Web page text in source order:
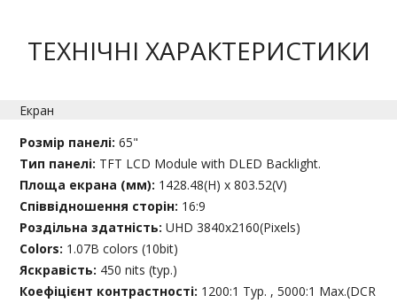
ТЕХНІЧНІ ХАРАКТЕРИСТИКИ
Екран
Розмір панелі:65"
Тип панелі: TFT LCD Module with DLED Backlight.
Площа екрана (мм): 1428.48(H) x 803.52(V)
Співвідношення сторін: 16:9
Роздільна здатність:UHD 3840x2160(Pixels)
Colors: 1.07B colors (10bit)
Яскравість: 450 nits (typ.)
Коефіцієнт контрастності: 1200:1 Typ. , 5000:1 Max.(DCR